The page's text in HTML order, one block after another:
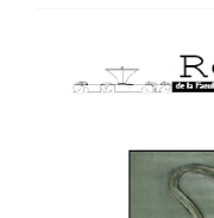
lateral